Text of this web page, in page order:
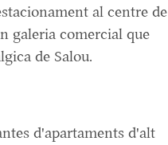
al centre de
galeria comercial que
de Salou.
d'apartaments d'alt